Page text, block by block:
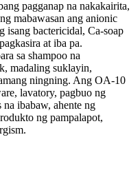
pagganap na nakakairita,
mabawasan ang anionic
isang bactericidal, Ca-soap
at iba pa.
sa shampoo na
madaling suklayin,
ningning. Ang OA-10
lavatory, pagbuo ng
na ibabaw, ahente ng
ng pampalapot,